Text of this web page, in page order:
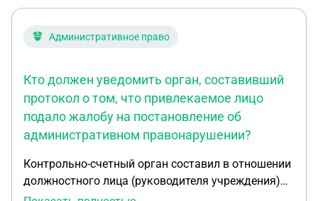
в том , что не прошли ли сроки давности
нарушению
Административное право
Кто должен уведомить орган, составивший
протокол о том, что привлекаемое лицо
подало жалобу на постановление об
административном правонарушении?
Контрольно-счетный орган составил в отношении
должностного лица (руководителя учреждения)
протокол об административном правонарушении